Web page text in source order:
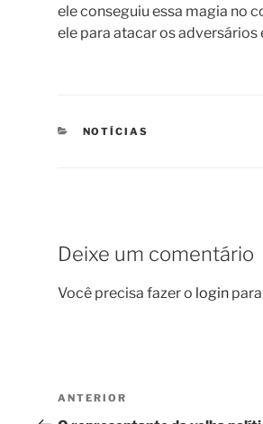
ele conseguiu essa magia no
ele para atacar os
CATEGORIAS
NOTÍCIAS
Deixe um comentário
Você precisa fazer o login
Navegação
Post
ANTERIOR